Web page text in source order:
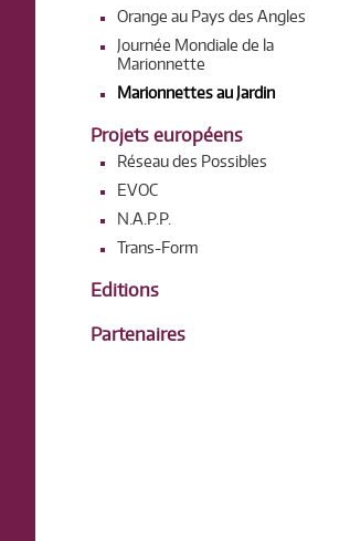
Orange au Pays des Angles
Journée Mondiale de la
Marionnette
Marionnettes au Jardin
Projets européens
Réseau des Possibles
EVOC
N.A.P.P.
Trans-Form
Editions
Partenaires